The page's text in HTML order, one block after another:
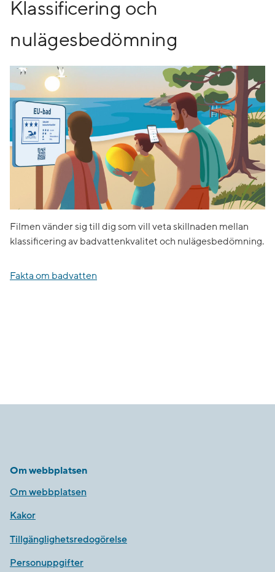
Klassificering och
nulägesbedömning
Filmen vänder sig till dig som vill veta skillnaden mellan
klassificering av badvattenkvalitet och nulägesbedömning.
Fakta om badvatten
Om webbplatsen
Om webbplatsen
Kakor
Tillgänglighetsredogörelse
Personuppgifter